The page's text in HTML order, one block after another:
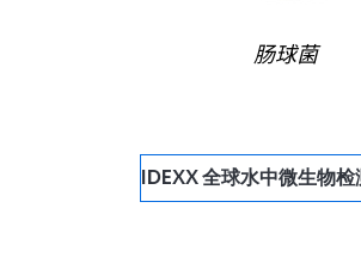
肠球菌
IDEXX 全球水中微生物检